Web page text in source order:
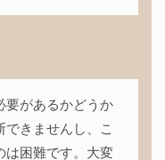
要があるかどうか
きませんし、こ
は困難です。大変